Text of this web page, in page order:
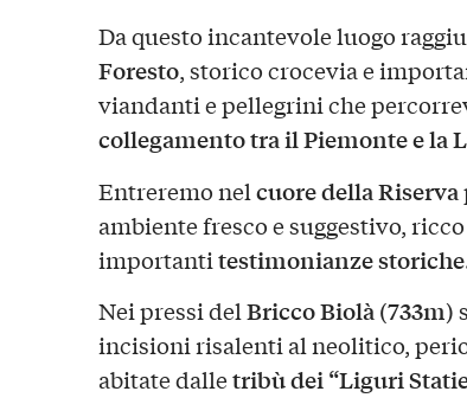
Da questo incantevole luogo
Foresto, storico crocevia e
viandanti e pellegrini che
collegamento tra il Piemonte e la
Entreremo nelcuore della Riserva
ambiente fresco e suggestivo,
importantitestimonianze storiche
Nei pressi delBricco Biolà (733m)
incisioni risalenti al neolitico,
abitate dalletribù dei “Liguri